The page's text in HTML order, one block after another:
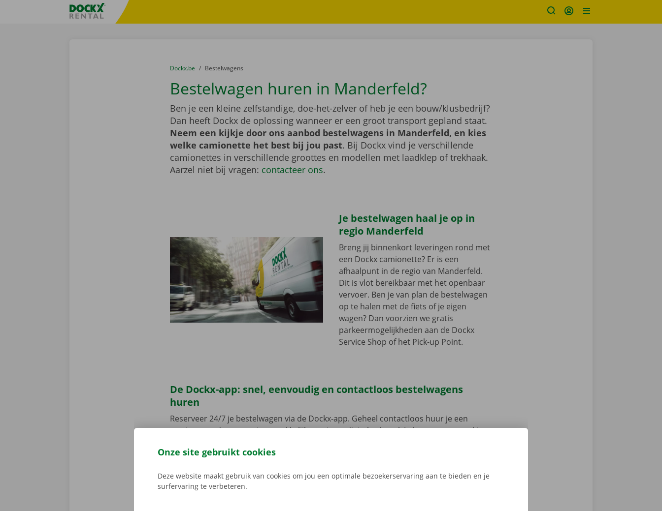
Taalselectie overslaanFratello DEMO
U bevindt zich hier:
van
Dockx.be naar
Bestelwagens
Bestelwagen huren in Manderfeld?
Ben je een kleine zelfstandige, doe-het-zelver of heb je een bouw/klusbedrijf?
Dan heeft Dockx de oplossing wanneer er een groot transport gepland staat.
Neem een kijkje door ons aanbod bestelwagens in Manderfeld, en kies
welke camionette het best bij jou past. Bij Dockx vind je verschillende
camionettes in verschillende groottes en modellen met laadklep of trekhaak.
Aarzel niet bij vragen: contacteer ons.
Je bestelwagen haal je op in
regio Manderfeld
Breng jij binnenkort leveringen rond met
een Dockx camionette? Er is een
afhaalpunt in de regio van Manderfeld.
Dit is vlot bereikbaar met het openbaar
vervoer. Ben je van plan de bestelwagen
op te halen met de fiets of je eigen
wagen? Dan voorzien we gratis
parkeermogelijkheden aan de Dockx
Service Shop of het Pick-up Point.
De Dockx-app: snel, eenvoudig en contactloos bestelwagens
huren
Reserveer 24/7 je bestelwagen via de Dockx-app. Geheel contactloos huur je een
camionette, deze open je gemakkelijk met jouw digitale sleutel. Je bent zo op weg: kies
vertrekken. Download de gratis app nu voor
Onze site gebruikt cookies
Deze website maakt gebruik van cookies om jou een optimale bezoekerservaring aan te bieden en je
surfervaring te verbeteren.